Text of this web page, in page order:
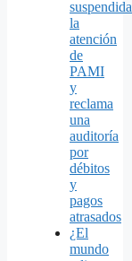
suspendida
la
atención
de
PAMI
y
reclama
una
auditoría
por
débitos
y
pagos
atrasados
¿El
mundo